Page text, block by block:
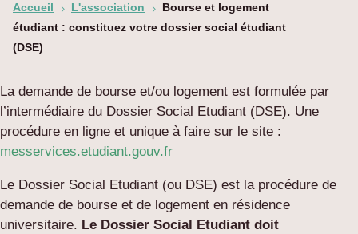
Accueil 5 L'association 5
Bourse et logement
étudiant : constituez votre dossier social étudiant
(DSE)
La demande de bourse et/ou logement est formulée par
l’intermédiaire du Dossier Social Etudiant (DSE). Une
procédure en ligne et unique à faire sur le site :
messervices.etudiant.gouv.fr
Le Dossier Social Etudiant (ou DSE) est la procédure de
demande de bourse et de logement en résidence
universitaire. Le Dossier Social Etudiant doit